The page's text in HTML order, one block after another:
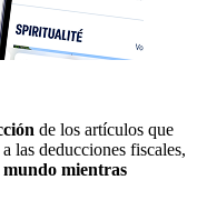
de los artículos que
las deducciones fiscales,
mientras